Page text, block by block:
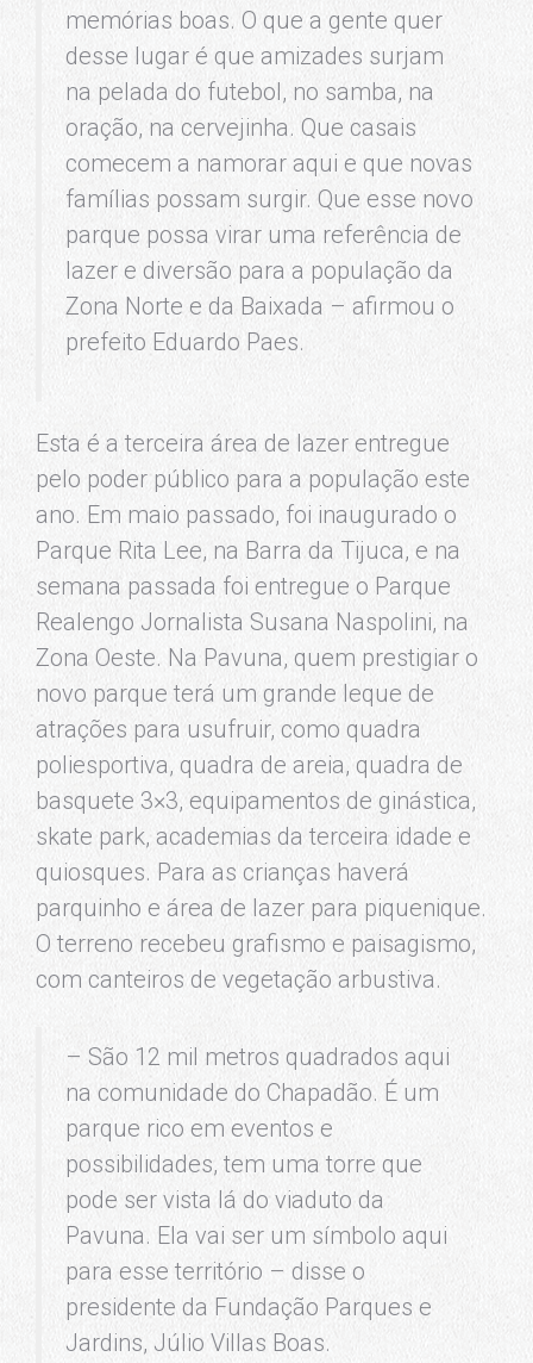
memórias boas. O que a gente quer
desse lugar é que amizades surjam
na pelada do futebol, no samba, na
oração, na cervejinha. Que casais
comecem a namorar aqui e que novas
famílias possam surgir. Que esse novo
parque possa virar uma referência de
lazer e diversão para a população da
Zona Norte e da Baixada – afirmou o
prefeito Eduardo Paes.
Esta é a terceira área de lazer entregue
pelo poder público para a população este
ano. Em maio passado, foi inaugurado o
Parque Rita Lee, na Barra da Tijuca, e na
semana passada foi entregue o Parque
Realengo Jornalista Susana Naspolini, na
Zona Oeste. Na Pavuna, quem prestigiar o
novo parque terá um grande leque de
atrações para usufruir, como quadra
poliesportiva, quadra de areia, quadra de
basquete 3×3, equipamentos de ginástica,
skate park, academias da terceira idade e
quiosques. Para as crianças haverá
parquinho e área de lazer para piquenique.
O terreno recebeu grafismo e paisagismo,
com canteiros de vegetação arbustiva.
– São 12 mil metros quadrados aqui
na comunidade do Chapadão. É um
parque rico em eventos e
possibilidades, tem uma torre que
pode ser vista lá do viaduto da
Pavuna. Ela vai ser um símbolo aqui
para esse território – disse o
presidente da Fundação Parques e
Jardins, Júlio Villas Boas.